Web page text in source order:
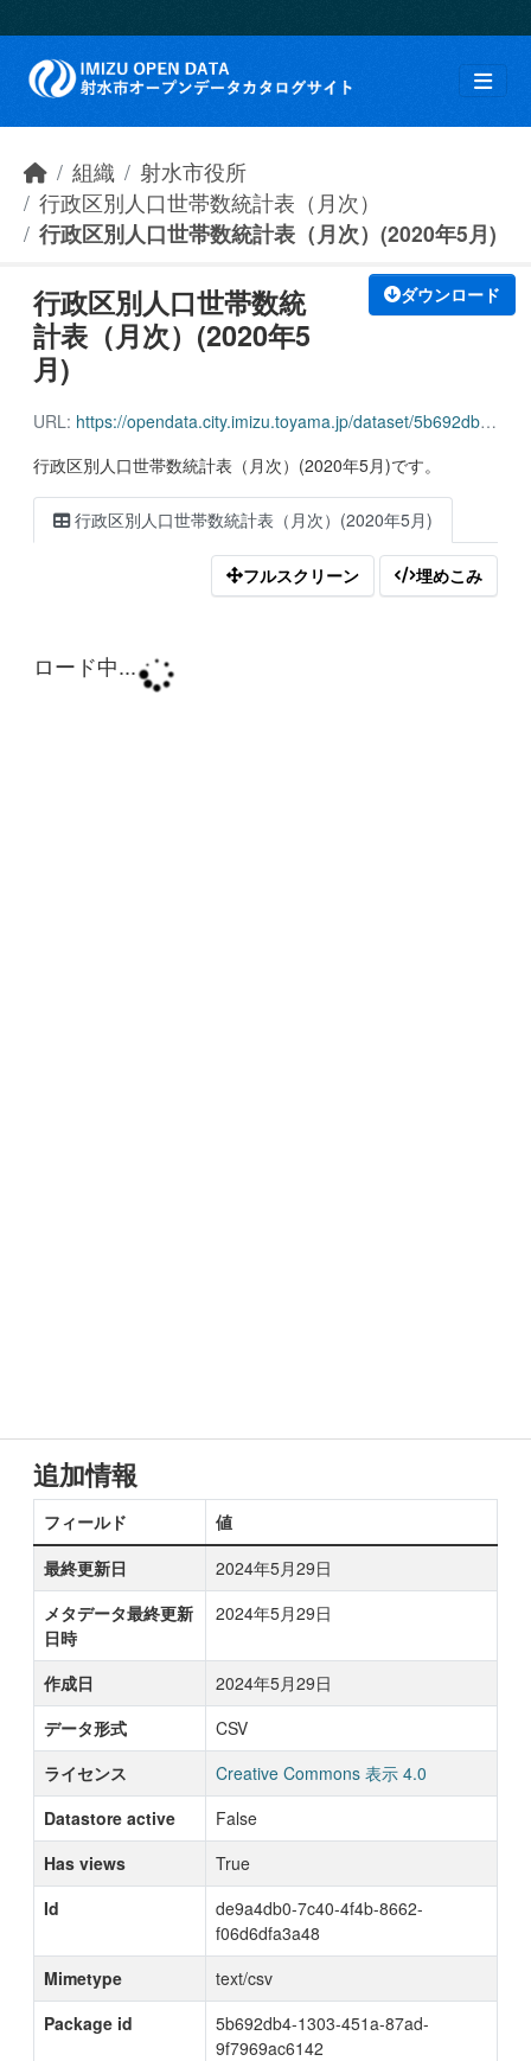
組織
射水市役所
行政区別人口世帯数統計表（月次）
行政区別人口世帯数統計表（月次）(2020年5月)
ダウンロード
行政区別人口世帯数統
計表（月次）(2020年5
月)
URL: https://opendata.city.imizu.toyama.jp/dataset/5b692db4-1303-451a-87ad-9f7969ac6142/resource/de9a4db0-7c40-4f4b-8662-f06d6dfa3a48/download/162116_household_population_202005.csv
行政区別人口世帯数統計表（月次）(2020年5月)です。
行政区別人口世帯数統計表（月次）(2020年5月)
フルスクリーン 埋めこみ
追加情報
フィールド
値
最終更新日
2024年5月29日
メタデータ最終更新
日時
2024年5月29日
作成日
2024年5月29日
データ形式
CSV
ライセンス
Creative Commons 表示 4.0
Datastore active
False
Has views
True
Id
de9a4db0-7c40-4f4b-8662-
f06d6dfa3a48
Mimetype
text/csv
Package id
5b692db4-1303-451a-87ad-
9f7969ac6142